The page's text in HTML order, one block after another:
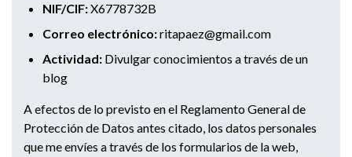
NIF/CIF:X6778732B
Correo electrónico:ritapaez@gmail.com
Actividad: Divulgar conocimientos a través de un
blog
A efectos de lo previsto en el Reglamento General de
Protección de Datos antes citado, los datos personales
que me envíes a través de los formularios de la web,